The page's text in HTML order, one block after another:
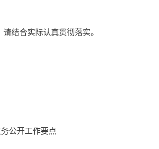
结合实际认真贯彻落实。
公开工作要点